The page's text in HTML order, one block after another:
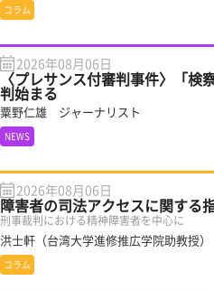
コラム
2026年08月06日
〈プレサンス付審判事件〉「検
判始まる
粟野仁雄 ジャーナリスト
NEWS
2026年08月06日
障害者の司法アクセスに関する
刑事裁判における精神障害者を中心に
洪士軒（台湾大学進修推広学院助教授）
コラム